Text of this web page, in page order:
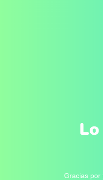
Gracias por